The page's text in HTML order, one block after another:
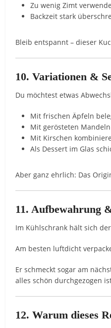
Zu wenig Zimt
Backzeit stark
Bleib entspannt – dieser
10. Variationen &
Du möchtest etwas
Mit frischen Äpfeln
Mit gerösteten
Mit Kirschen
Als Dessert im Glas
Aber ganz ehrlich: Das
11. Aufbewahrung
Im Kühlschrank hält sich
Am besten luftdicht
Er schmeckt sogar am
alles schön durchgezogen
12. Warum dieses